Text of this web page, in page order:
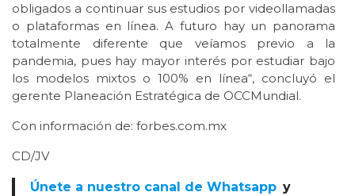
obligados a continuar sus estudios por videollamadas
o plataformas en línea. A futuro hay un panorama
totalmente diferente que veíamos previo a la
pandemia, pues hay mayor interés por estudiar bajo
los modelos mixtos o 100% en línea“, concluyó el
gerente Planeación Estratégica de OCCMundial.
Con información de: forbes.com.mx
CD/JV
Únete a nuestro canal de Whatsapp y